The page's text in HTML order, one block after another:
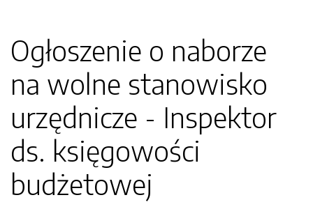
Ogłoszenie o naborze
na wolne stanowisko
urzędnicze - Inspektor
ds. księgowości
budżetowej